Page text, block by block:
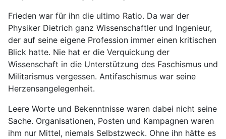
Frieden war für ihn die ultimo Ratio. Da war der
Physiker Dietrich ganz Wissenschaftler und Ingenieur,
der auf seine eigene Profession immer einen kritischen
Blick hatte. Nie hat er die Verquickung der
Wissenschaft in die Unterstützung des Faschismus und
Militarismus vergessen. Antifaschismus war seine
Herzensangelegenheit.
Leere Worte und Bekenntnisse waren dabei nicht seine
Sache. Organisationen, Posten und Kampagnen waren
ihm nur Mittel, niemals Selbstzweck. Ohne ihn hätte es